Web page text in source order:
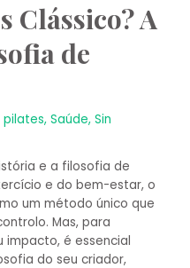
Clássico? A
de
pilates,Saúde,Sin
e a filosofia de
e do bem-estar, o
um método único que
Mas, para
é essencial
do seu criador,